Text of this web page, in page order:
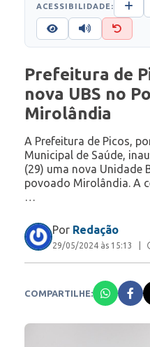
ACESSIBILIDADE:
Prefeitura de
nova UBS no
Mirolândia
A Prefeitura de Picos,
Municipal de Saúde,
(29) uma nova Unidade
povoado Mirolândia. A
…
Por Redação
29/05/2024 às 15:13
COMPARTILHE: